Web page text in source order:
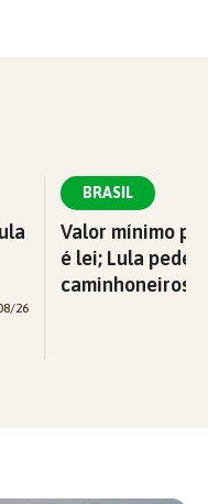
26
BRASIL
Valor mínimo
é lei; Lula pede
caminhoneiros